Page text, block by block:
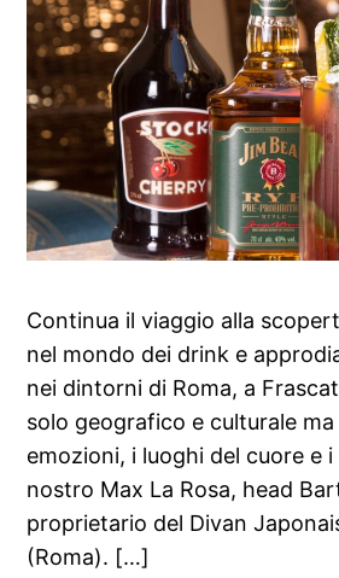
Continua il viaggio alla
nel mondo dei drink e
nei dintorni di Roma, a
solo geografico e culturale
emozioni, i luoghi del cuore e
nostro Max La Rosa, head
proprietario del Divan
(Roma). […]